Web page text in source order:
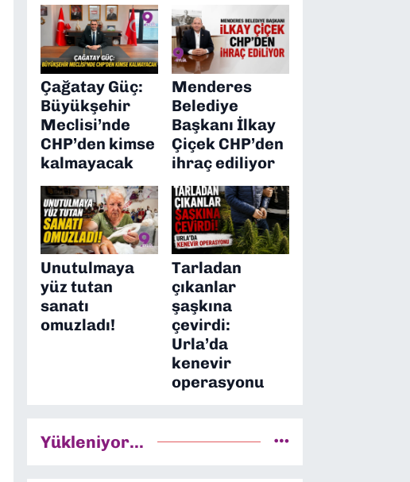
Çağatay Güç:
Büyükşehir
Meclisi’nde
CHP’den kimse
kalmayacak
Menderes
Belediye
Başkanı İlkay
Çiçek CHP’den
ihraç ediliyor
Unutulmaya
yüz tutan
sanatı
omuzladı!
Tarladan
çıkanlar
şaşkına
çevirdi:
Urla’da
kenevir
operasyonu
Yükleniyor...